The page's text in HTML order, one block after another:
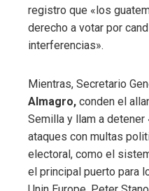
registro que «los
derecho a votar por
interferencias».
Mientras, Secretario
Almagro, conden el
Semilla y llam a
ataques con multas
electoral, como el
el principal puerto para